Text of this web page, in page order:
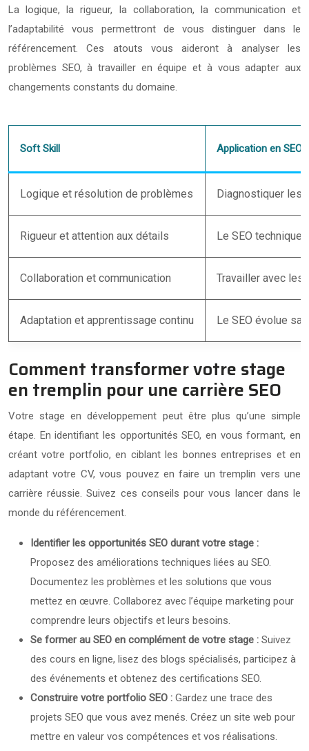
La logique, la rigueur, la collaboration, la communication et
l’adaptabilité vous permettront de vous distinguer dans le
référencement. Ces atouts vous aideront à analyser les
problèmes SEO, à travailler en équipe et à vous adapter aux
changements constants du domaine.
Soft Skill Application en SEO
Logique et résolution de problèmes Diagnostiquer les
Rigueur et attention aux détails Le SEO
Collaboration et communication Travailler avec les
Adaptation et apprentissage continu Le SEO évolue
Comment transformer votre stage
en tremplin pour une carrière SEO
Votre stage en développement peut être plus qu’une simple
étape. En identifiant les opportunités SEO, en vous formant, en
créant votre portfolio, en ciblant les bonnes entreprises et en
adaptant votre CV, vous pouvez en faire un tremplin vers une
carrière réussie. Suivez ces conseils pour vous lancer dans le
monde du référencement.
Identifier les opportunités SEO durant votre stage :
Proposez des améliorations techniques liées au SEO.
Documentez les problèmes et les solutions que vous
mettez en œuvre. Collaborez avec l’équipe marketing pour
comprendre leurs objectifs et leurs besoins.
Se former au SEO en complément de votre stage : Suivez
des cours en ligne, lisez des blogs spécialisés, participez à
des événements et obtenez des certifications SEO.
Construire votre portfolio SEO : Gardez une trace des
projets SEO que vous avez menés. Créez un site web pour
mettre en valeur vos compétences et vos réalisations.